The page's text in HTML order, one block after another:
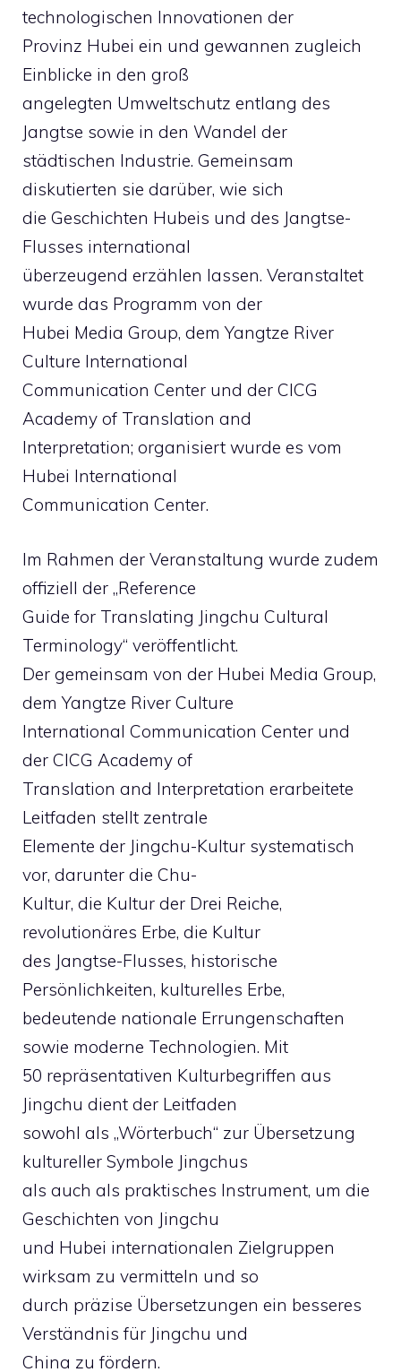
technologischen Innovationen der
Provinz Hubei ein und gewannen zugleich
Einblicke in den groß
angelegten Umweltschutz entlang des
Jangtse sowie in den Wandel der
städtischen Industrie. Gemeinsam
diskutierten sie darüber, wie sich
die Geschichten Hubeis und des Jangtse-
Flusses international
überzeugend erzählen lassen. Veranstaltet
wurde das Programm von der
Hubei Media Group, dem Yangtze River
Culture International
Communication Center und der CICG
Academy of Translation and
Interpretation; organisiert wurde es vom
Hubei International
Communication Center.
Im Rahmen der Veranstaltung wurde zudem
offiziell der „Reference
Guide for Translating Jingchu Cultural
Terminology“ veröffentlicht.
Der gemeinsam von der Hubei Media Group,
dem Yangtze River Culture
International Communication Center und
der CICG Academy of
Translation and Interpretation erarbeitete
Leitfaden stellt zentrale
Elemente der Jingchu-Kultur systematisch
vor, darunter die Chu-
Kultur, die Kultur der Drei Reiche,
revolutionäres Erbe, die Kultur
des Jangtse-Flusses, historische
Persönlichkeiten, kulturelles Erbe,
bedeutende nationale Errungenschaften
sowie moderne Technologien. Mit
50 repräsentativen Kulturbegriffen aus
Jingchu dient der Leitfaden
sowohl als „Wörterbuch“ zur Übersetzung
kultureller Symbole Jingchus
als auch als praktisches Instrument, um die
Geschichten von Jingchu
und Hubei internationalen Zielgruppen
wirksam zu vermitteln und so
durch präzise Übersetzungen ein besseres
Verständnis für Jingchu und
China zu fördern.